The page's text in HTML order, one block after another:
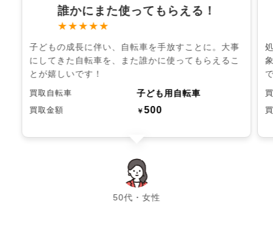
誰かにまた使ってもらえる！
★★★★★
子どもの成長に伴い、自転車を手放すことに。大事
にしてきた自転車を、また誰かに使ってもらえるこ
とが嬉しいです！
買取自転車 子ども用自転車
買取金額 ￥500
50代・女性
chevron_left chevron_right